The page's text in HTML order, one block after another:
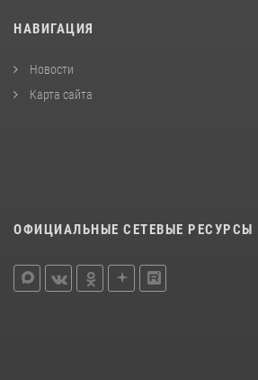
НАВИГАЦИЯ
Новости
Карта сайта
ОФИЦИАЛЬНЫЕ СЕТЕВЫЕ РЕСУРСЫ